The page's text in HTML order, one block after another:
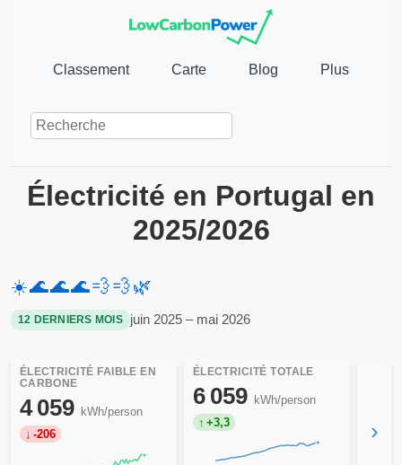
Classement Carte Blog Plus
Électricité en Portugal en
2025/2026
☀️🌊🌊🌊💨💨🌿
12 DERNIERS MOIS juin 2025 – mai 2026
ÉLECTRICITÉ FAIBLE EN
CARBONE
4 059 kWh/person
-206
ÉLECTRICITÉ TOTALE
6 059 kWh/person
+3,3
›